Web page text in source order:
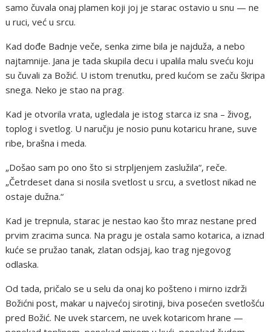
samo čuvala onaj plamen koji joj je starac ostavio u snu — ne
u ruci, već u srcu.
Kad dođe Badnje veče, senka zime bila je najduža, a nebo
najtamnije. Jana je tada skupila decu i upalila malu sveću koju
su čuvali za Božić. U istom trenutku, pred kućom se začu škripa
snega. Neko je stao na prag.
Kad je otvorila vrata, ugledala je istog starca iz sna – živog,
toplog i svetlog. U naručju je nosio punu kotaricu hrane, suve
ribe, brašna i meda.
„Došao sam po ono što si strpljenjem zaslužila“, reče.
„Četrdeset dana si nosila svetlost u srcu, a svetlost nikad ne
ostaje dužna.“
Kad je trepnula, starac je nestao kao što mraz nestane pred
prvim zracima sunca. Na pragu je ostala samo kotarica, a iznad
kuće se pružao tanak, zlatan odsjaj, kao trag njegovog
odlaska.
Od tada, pričalo se u selu da onaj ko pošteno i mirno izdrži
Božićni post, makar u najvećoj sirotinji, biva posećen svetlošću
pred Božić. Ne uvek starcem, ne uvek kotaricom hrane —